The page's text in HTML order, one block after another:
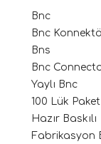
Bnc
Bnc
Bns
Bnc
Yaylı Bnc
100 Lük Paket
Hazır Baskılı
Fabrikasyon